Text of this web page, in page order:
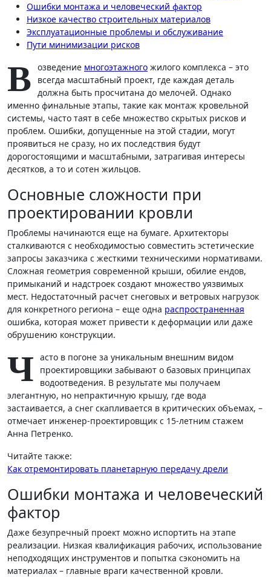
Ошибки монтажа и человеческий фактор
Низкое качество строительных материалов
Эксплуатационные проблемы и обслуживание
Пути минимизации рисков
В озведение многоэтажного жилого комплекса – это
всегда масштабный проект, где каждая деталь
должна быть просчитана до мелочей. Однако
именно финальные этапы, такие как монтаж кровельной
системы, часто таят в себе множество скрытых рисков и
проблем. Ошибки, допущенные на этой стадии, могут
проявиться не сразу, но их последствия будут
дорогостоящими и масштабными, затрагивая интересы
десятков, а то и сотен жильцов.
Основные сложности при
проектировании кровли
Проблемы начинаются еще на бумаге. Архитекторы
сталкиваются с необходимостью совместить эстетические
запросы заказчика с жесткими техническими нормативами.
Сложная геометрия современной крыши, обилие ендов,
примыканий и надстроек создают множество уязвимых
мест. Недостаточный расчет снеговых и ветровых нагрузок
для конкретного региона – еще одна распространенная
ошибка, которая может привести к деформации или даже
обрушению конструкции.
Ч асто в погоне за уникальным внешним видом
проектировщики забывают о базовых принципах
водоотведения. В результате мы получаем
элегантную, но непрактичную крышу, где вода
застаивается, а снег скапливается в критических объемах, –
отмечает инженер-проектировщик с 15-летним стажем
Анна Петренко.
Читайте также:
Как отремонтировать планетарную передачу дрели
Ошибки монтажа и человеческий
фактор
Даже безупречный проект можно испортить на этапе
реализации. Низкая квалификация рабочих, использование
неподходящих инструментов и попытка сэкономить на
материалах – главные враги качественной кровли.